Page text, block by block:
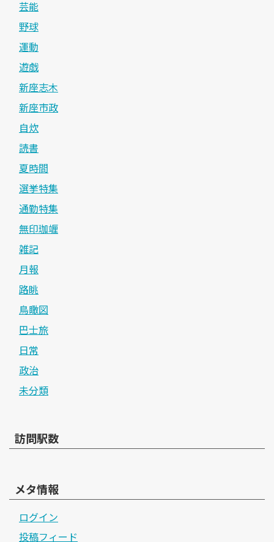
芸能
野球
運動
遊戯
新座志木
新座市政
自炊
読書
夏時間
選挙特集
通勤特集
無印珈竰
雑記
月報
路眺
鳥瞰図
巴士旅
日常
政治
未分類
訪問駅数
メタ情報
ログイン
投稿フィード